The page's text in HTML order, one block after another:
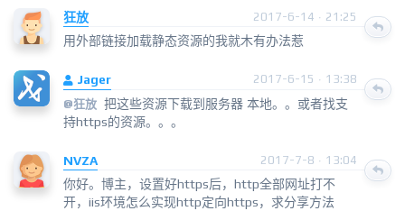
狂放 2017-6-14 · 21:25
用外部链接加载静态资源的我就木有办法惹
Jager
2017-6-15 · 13:38
@狂放 把这些资源下载到服务器 本地。。或者找支
持https的资源。。。
NVZA 2017-7-8 · 13:04
你好。博主，设置好https后，http全部网址打不
开，iis环境怎么实现http定向https，求分享方法